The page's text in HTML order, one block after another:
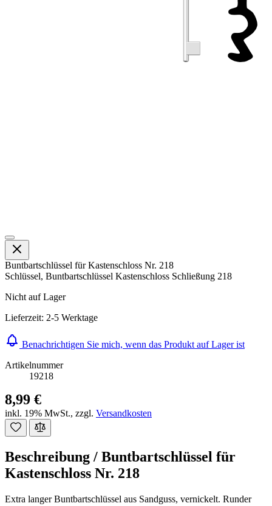
Buntbartschlüssel für Kastenschloss Nr. 218
Schlüssel, Buntbartschlüssel Kastenschloss Schließung 218
Nicht auf Lager
Lieferzeit: 2-5 Werktage
Benachrichtigen Sie mich, wenn das Produkt auf Lager ist
Artikelnummer
19218
8,99 €
inkl. 19% MwSt., zzgl. Versandkosten
Beschreibung / Buntbartschlüssel für
Kastenschloss Nr. 218
Extra langer Buntbartschlüssel aus Sandguss, vernickelt. Runder